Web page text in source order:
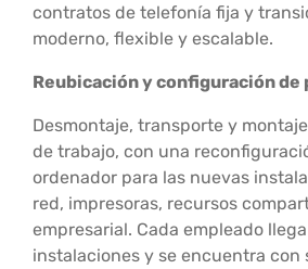
contratos de telefonía fija y
moderno, flexible y escalable.
Reubicación y configuración de
Desmontaje, transporte y
de trabajo, con una
ordenador para las nuevas
red, impresoras, recursos
empresarial. Cada empleado
instalaciones y se encuentra con